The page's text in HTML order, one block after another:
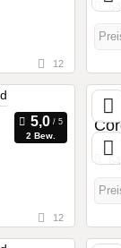
12
2 Bew.
12